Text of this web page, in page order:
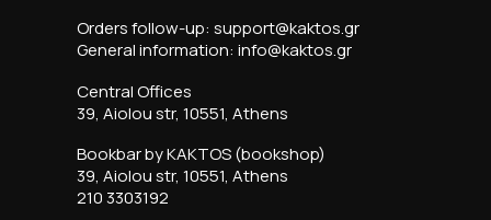
Orders follow-up: support@kaktos.gr
General information: info@kaktos.gr
Central Offices
39, Aiolou str, 10551, Athens
Bookbar by KAKTOS (bookshop)
39, Aiolou str, 10551, Athens
210 3303192